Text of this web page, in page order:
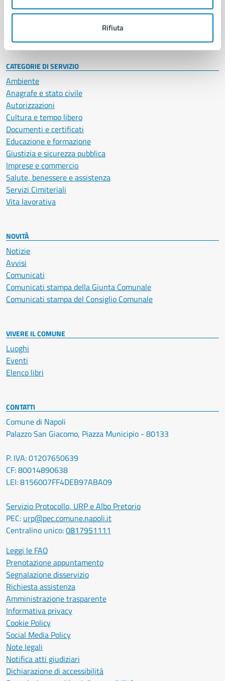
Rifiuta
Personale amministrativo
Intranet, posta aziendale e protocollo
CATEGORIE DI SERVIZIO
Ambiente
Anagrafe e stato civile
Autorizzazioni
Cultura e tempo libero
Documenti e certificati
Educazione e formazione
Giustizia e sicurezza pubblica
Imprese e commercio
Salute, benessere e assistenza
Servizi Cimiteriali
Vita lavorativa
NOVITÀ
Notizie
Avvisi
Comunicati
Comunicati stampa della Giunta Comunale
Comunicati stampa del Consiglio Comunale
VIVERE IL COMUNE
Luoghi
Eventi
Elenco libri
CONTATTI
Comune di Napoli
Palazzo San Giacomo, Piazza Municipio - 80133
P. IVA: 01207650639
CF: 80014890638
LEI: 8156007FF4DEB97ABA09
Servizio Protocollo, URP e Albo Pretorio
PEC: urp@pec.comune.napoli.it
Centralino unico:0817951111
Leggi le FAQ
Prenotazione appuntamento
Segnalazione disservizio
Richiesta assistenza
Amministrazione trasparente
Informativa privacy
Cookie Policy
Social Media Policy
Note legali
Notifica atti giudiziari
Dichiarazione di accessibilità